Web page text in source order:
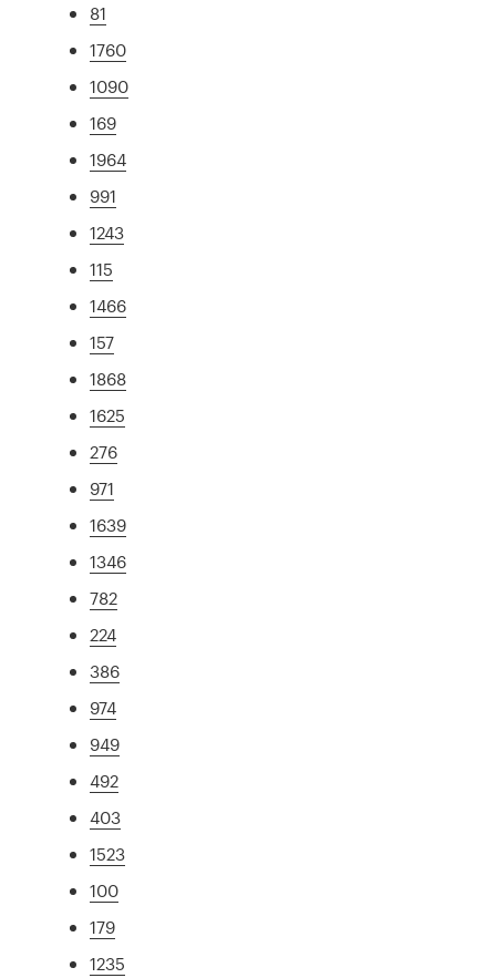
81
1760
1090
169
1964
991
1243
115
1466
157
1868
1625
276
971
1639
1346
782
224
386
974
949
492
403
1523
100
179
1235